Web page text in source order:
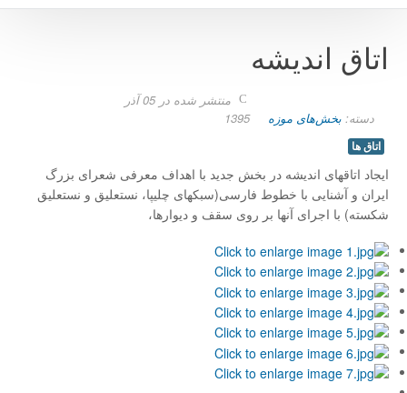
اتاق اندیشه
دسته: بخش‌های موزه
منتشر شده در 05 آذر
1395
اتاق ها
ایجاد اتاق­های اندیشه در بخش جدید با اهداف معرفی شعرای بزرگ
ایران و آشنایی با خطوط فارسی(سبک­های چلیپا، نستعلیق و نستعلیق
شکسته) با اجرای آن­ها بر روی سقف­ و دیوارها،